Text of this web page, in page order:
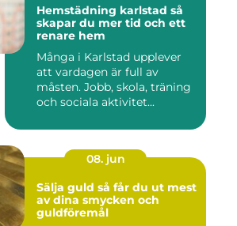
Hemstädning karlstad så
skapar du mer tid och ett
renare hem
Många i Karlstad upplever
att vardagen är full av
måsten. Jobb, skola, träning
och sociala aktivitet...
08. jun
Sälja guld så får du ut mest
av dina smycken och
guldföremål